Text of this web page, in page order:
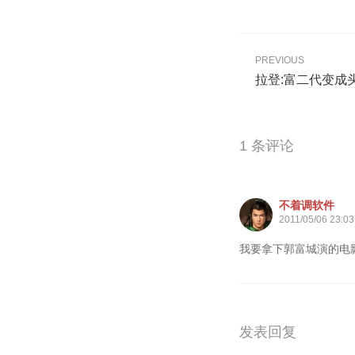
PREVIOUS
拉登:富二代变成
1 条评论
不着调软件
2011/05/06 23:03
我要拿下郭富城演的电
发表回复